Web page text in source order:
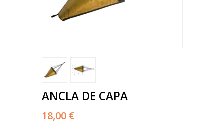
ANCLA DE CAPA
18,00 €